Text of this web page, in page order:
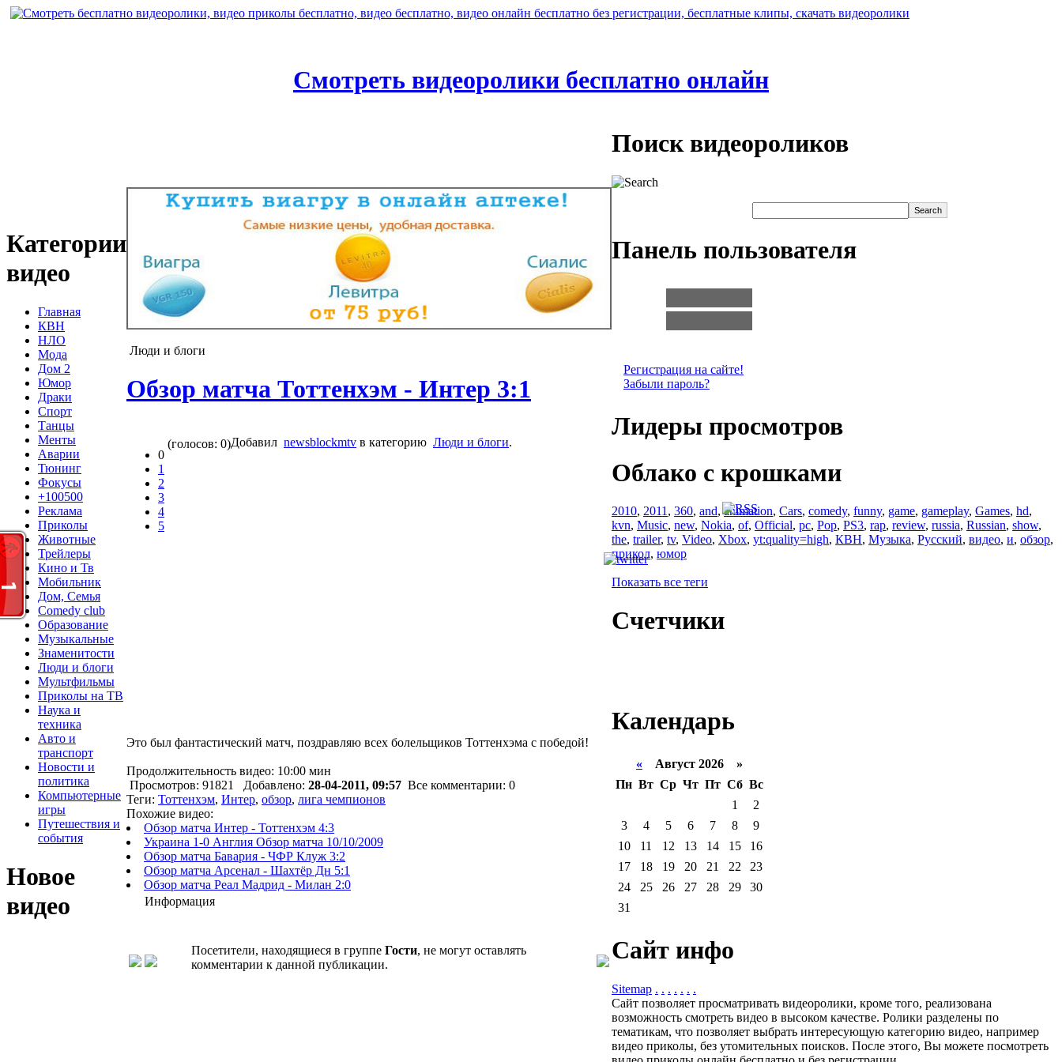
Смотреть видеоролики бесплатно онлайн
Категории
видео
Главная
КВН
НЛО
Мода
Дом 2
Юмор
Драки
Спорт
Танцы
Менты
Аварии
Тюнинг
Фокусы
+100500
Реклама
Приколы
Животные
Трейлеры
Кино и Тв
Мобильник
Дом, Семья
Comedy club
Образование
Музыкальные
Знаменитости
Люди и блоги
Мультфильмы
Приколы на ТВ
Наука и
техника
Авто и
транспорт
Новости и
политика
Компьютерные
игры
Путешествия и
события
Новое
видео
Люди и блоги
Обзор матча Тоттенхэм - Интер 3:1
0
1
2
3
4
5
(голосов: 0)Добавил newsblockmtv в категорию Люди и блоги.
Это был фантастический матч, поздравляю всех болельщиков Тоттенхэма с победой!
Продолжительность видео: 10:00 мин
Просмотров: 91821 Добавлено: 28-04-2011, 09:57 Все комментарии: 0
Теги: Тоттенхэм, Интер, обзор, лига чемпионов
Похожие видео:
Обзор матча Интер - Тоттенхэм 4:3
Украина 1-0 Англия Обзор матча 10/10/2009
Обзор матча Бавария - ЧФР Клуж 3:2
Обзор матча Арсенал - Шахтёр Дн 5:1
Обзор матча Реал Мадрид - Милан 2:0
Информация
Посетители, находящиеся в группе Гости, не могут оставлять
комментарии к данной публикации.
Поиск видеороликов
Панель пользователя
Регистрация на сайте!
Забыли пароль?
Лидеры просмотров
Облако с крошками
2010, 2011 , 360, and,animation, Cars, comedy, funny, game, gameplay, Games, hd,
kvn, Music, new, Nokia, of, Official, pc, Pop, PS3, rap, review, russia, Russian, show,
the, trailer, tv, Video, Xbox, yt:quality=high, КВН, Музыка, Русский, видео, и, обзор,
прикол, юмор
Показать все теги
Счетчики
Календарь
« Август 2026 »
Пн Вт Ср Чт Пт Сб Вс
1
2
3
4 5 6 7 8
9
10
11 12 13 14 15
16
17
18 19 20 21 22
23
24
25 26 27 28 29
30
31
Сайт инфо
Sitemap . . . . . . .
Сайт позволяет просматривать видеоролики, кроме того, реализована
возможность смотреть видео в высоком качестве. Ролики разделены по
тематикам, что позволяет выбрать интересующую категорию видео, например
видео приколы, без утомительных поисков. После этого, Вы можете посмотреть